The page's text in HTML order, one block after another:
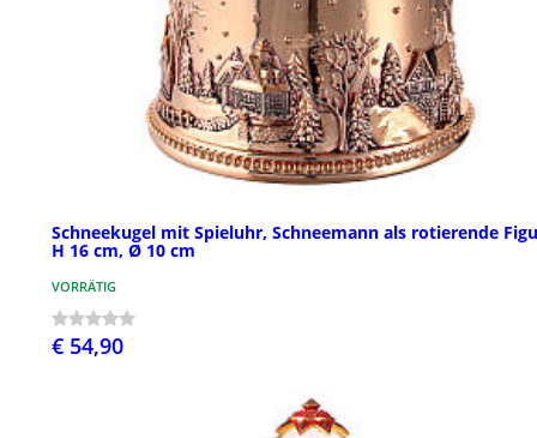
Schneekugel mit Spieluhr, Schneemann als rotierende
H 16 cm, Ø 10 cm
VORRÄTIG
€ 54,90